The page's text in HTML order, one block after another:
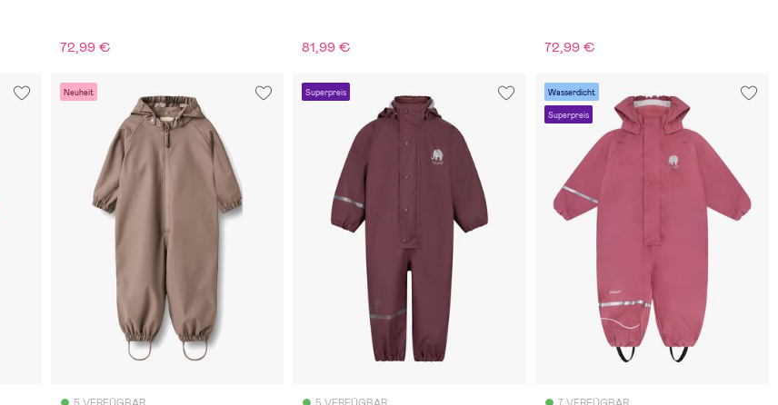
72,99 € 81,99 € 72,99 €
Neuheit Superpreis Wasserdicht
Superpreis